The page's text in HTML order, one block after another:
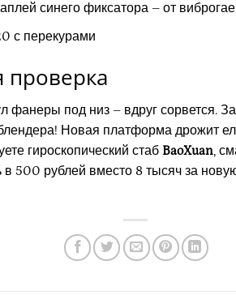
синего фиксатора – от
с перекурами
проверка
фанеры под низ – вдруг сорвется.
Новая платформа дрожит
гироскопический стаб BaoXuan,
500 рублей вместо 8 тысяч за